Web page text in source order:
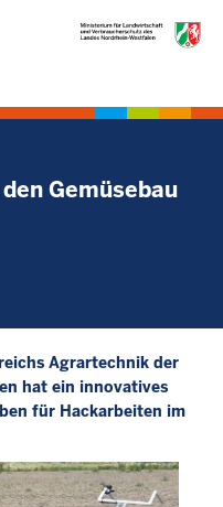
Gemüsebau
Agrartechnik der
hat ein innovatives
für Hackarbeiten im